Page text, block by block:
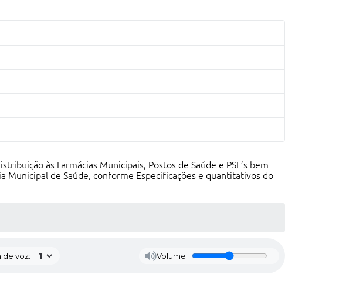
às Farmácias Municipais, Postos de Saúde e PSF’s bem
Municipal de Saúde, conforme Especificações e quantitativos do
de voz: Volume